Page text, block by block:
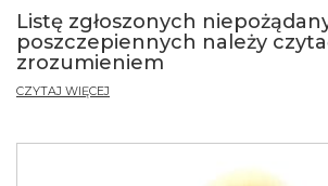
Listę zgłoszonych
poszczepiennych należy
zrozumieniem
CZYTAJ WIĘCEJ